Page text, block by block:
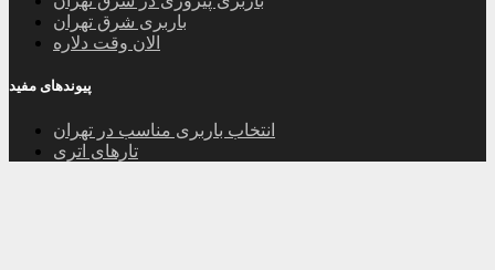
باربری شرق تهران
الان وقت دلاره
پیوندهای مفید
انتخاب باربری مناسب در تهران
تارهای اتری